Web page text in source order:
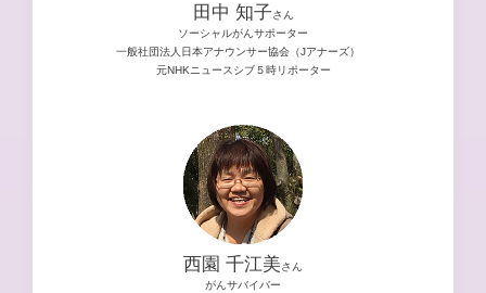
田中 知子さん
ソーシャルがんサポーター
一般社団法人日本アナウンサー協会（Jアナーズ）
元NHKニュースシブ５時リポーター
西園 千江美さん
がんサバイバー